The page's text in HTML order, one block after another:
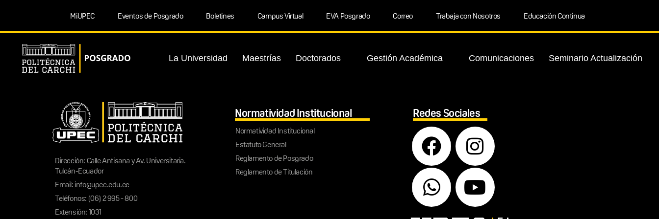
MiUPEC Eventos de Posgrado Boletines Campus Virtual EVA Posgrado Correo Trabaja con Nosotros Educación Continua
La Universidad Maestrías Doctorados Gestión Académica Comunicaciones Seminario Actualización
Dirección: Calle Antisana y Av. Universitaria.
Tulcán-Ecuador
Email: info@upec.edu.ec
Teléfonos: (06) 2 995 - 800
Extensión: 1031
Normatividad Institucional
Normatividad Institucional
Estatuto General
Reglamento de Posgrado
Reglamento de Titulación
Redes Sociales